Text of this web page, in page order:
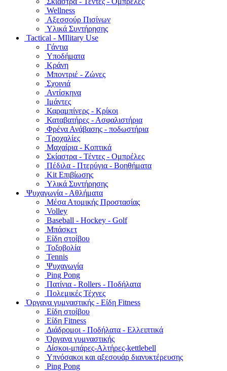
Wellness
Αξεσσούρ Πισίνων
Υλικά Συντήρησης
Tactical - MIlitary Use
Γάντια
Υποδήματα
Κράνη
Μποντριέ - Ζώνες
Σχοινιά
Αντίσκηνα
Ιμάντες
Καραμπίνερς - Κρίκοι
Καταβατήρες - Ασφαλιστήρια
Φρένα Ανάβασης - ποδωστήρια
Τροχαλίες
Μαχαίρια - Κοπτικά
Σκίαστρα - Τέντες - Ομπρέλες
Πέδιλα - Πτερύγια - Βοηθήματα
Kit Επιβίωσης
Υλικά Συντήρησης
Ψυχαγωγία - Αθλήματα
Μέσα Ατομικής Προστασίας
Volley
Baseball - Hockey - Golf
Μπάσκετ
Είδη στοίβου
Τοξοβολία
Tennis
Ψυχαγωγία
Ping Pong
Πατίνια - Rollers - Ποδήλατα
Πολεμικές Τέχνες
Όργανα γυμναστικής - Είδη Fitness
Είδη στοίβου
Είδη Fitness
Διάδρομοι - Ποδήλατα - Ελλειπτικά
Όργανα γυμναστικής
Δίσκοι-μπάρες-Αλτήρες-kettlebell
Υπνόσακοι και αξεσουάρ διανυκτέρευσης
Ping Pong